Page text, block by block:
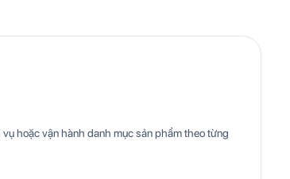
hoặc vận hành danh mục sản phẩm theo từng